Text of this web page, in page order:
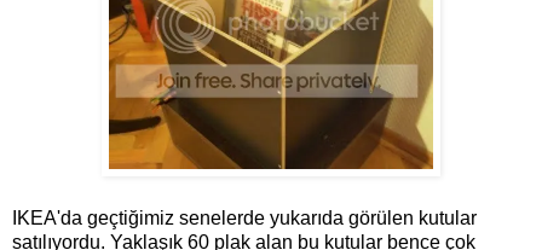
IKEA'da geçtiğimiz senelerde yukarıda görülen kutular
satılıyordu. Yaklaşık 60 plak alan bu kutular bence çok